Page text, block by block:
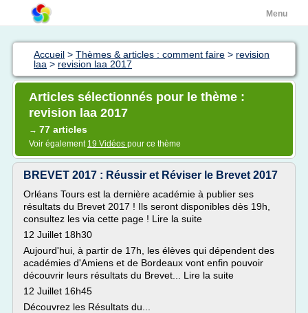
Menu
Accueil > Thèmes & articles : comment faire > revision
laa > revision laa 2017
Articles sélectionnés pour le thème :
revision laa 2017
→ 77 articles
Voir également 19 Vidéos pour ce thème
BREVET 2017 : Réussir et Réviser le Brevet 2017
Orléans Tours est la dernière académie à publier ses
résultats du Brevet 2017 ! Ils seront disponibles dès 19h,
consultez les via cette page ! Lire la suite
12 Juillet 18h30
Aujourd'hui, à partir de 17h, les élèves qui dépendent des
académies d'Amiens et de Bordeaux vont enfin pouvoir
découvrir leurs résultats du Brevet... Lire la suite
12 Juillet 16h45
Découvrez les Résultats du...